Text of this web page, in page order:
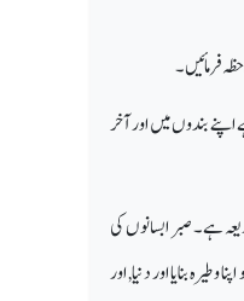
بندوں میں اور آخر
ہے۔ صبر ابسانوں کی
بنایا اور دنیا,اور